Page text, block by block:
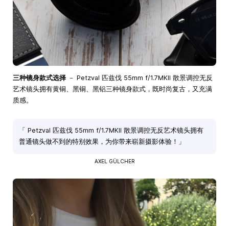
三种镜身款式选择 － Petzval 匹兹伐 55mm f/1.7MKII 散景调控无反
艺术镜头拥有黄铜、黑铜、黑铝三种镜身款式，既时尚复古，又充满
质感。
「 Petzval 匹兹伐 55mm f/1.7MKII 散景调控无反艺术镜头拥有
普通镜头做不到的特别效果，为你带来崭新摄影体验！」
AXEL GÜLCHER